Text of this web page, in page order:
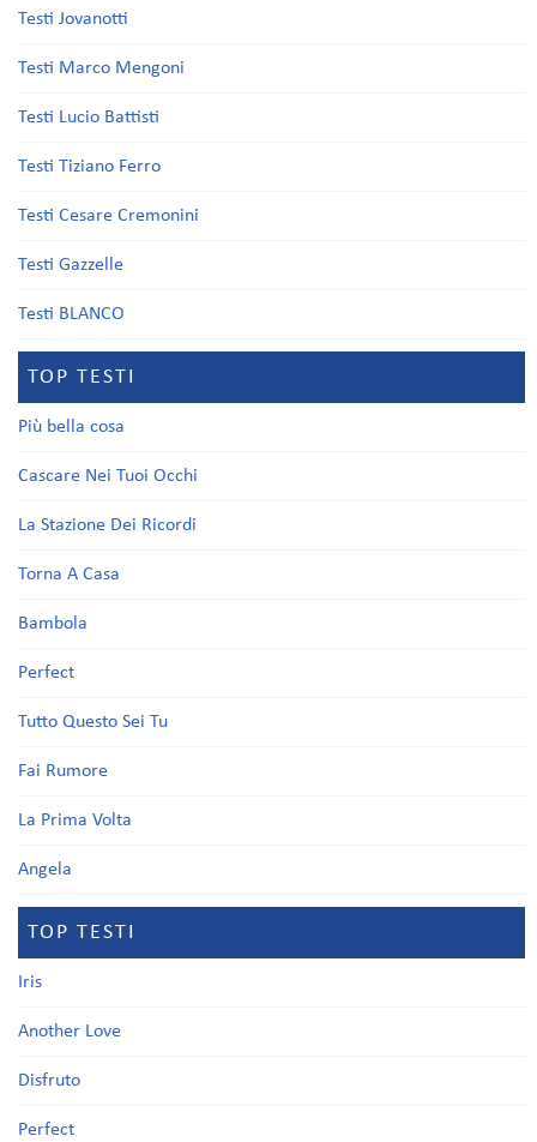
Testi Jovanotti
Testi Marco Mengoni
Testi Lucio Battisti
Testi Tiziano Ferro
Testi Cesare Cremonini
Testi Gazzelle
Testi BLANCO
TOP TESTI
Più bella cosa
Cascare Nei Tuoi Occhi
La Stazione Dei Ricordi
Torna A Casa
Bambola
Perfect
Tutto Questo Sei Tu
Fai Rumore
La Prima Volta
Angela
TOP TESTI
Iris
Another Love
Disfruto
Perfect